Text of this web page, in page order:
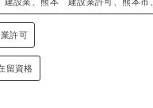
許可
留資格